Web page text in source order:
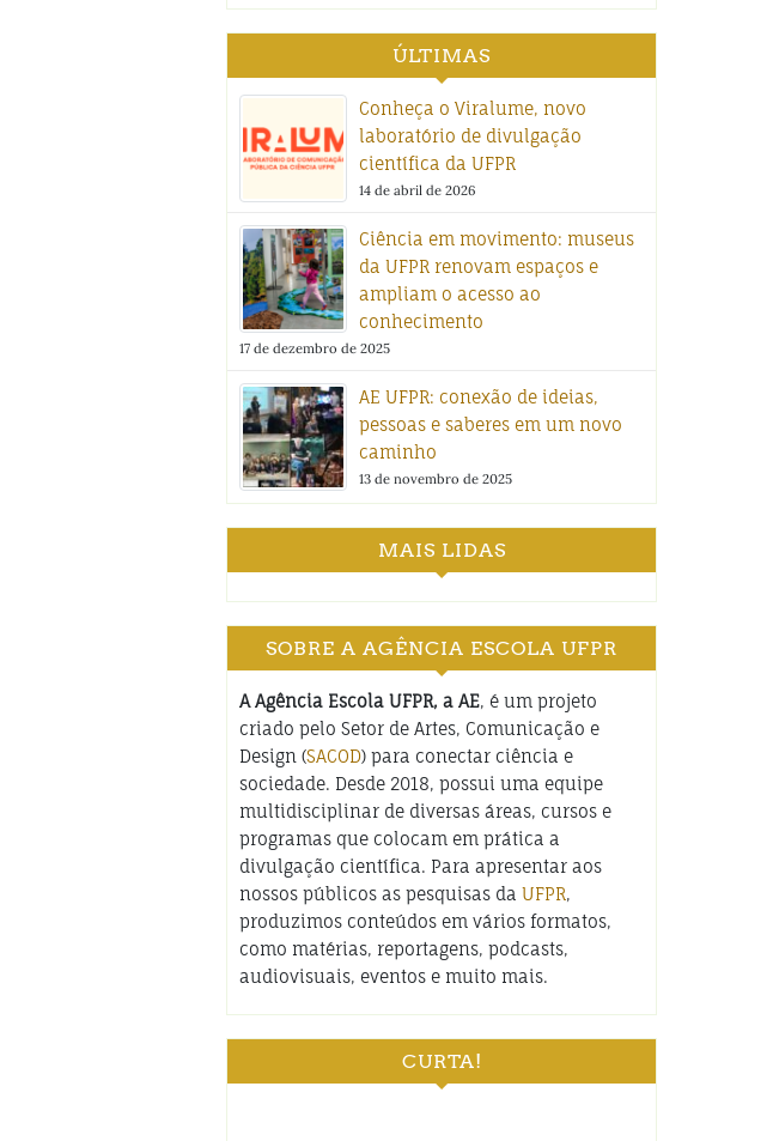
ÚLTIMAS
Conheça o Viralume, novo
laboratório de divulgação
científica da UFPR
14 de abril de 2026
Ciência em movimento: museus
da UFPR renovam espaços e
ampliam o acesso ao
conhecimento
17 de dezembro de 2025
AE UFPR: conexão de ideias,
pessoas e saberes em um novo
caminho
13 de novembro de 2025
MAIS LIDAS
SOBRE A AGÊNCIA ESCOLA UFPR
A Agência Escola UFPR, a AE, é um projeto
criado pelo Setor de Artes, Comunicação e
Design (SACOD) para conectar ciência e
sociedade. Desde 2018, possui uma equipe
multidisciplinar de diversas áreas, cursos e
programas que colocam em prática a
divulgação científica. Para apresentar aos
nossos públicos as pesquisas da UFPR,
produzimos conteúdos em vários formatos,
como matérias, reportagens, podcasts,
audiovisuais, eventos e muito mais.
CURTA!